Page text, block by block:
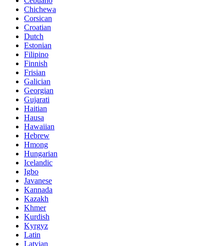
Chichewa
Corsican
Croatian
Dutch
Estonian
Filipino
Finnish
Frisian
Galician
Georgian
Gujarati
Haitian
Hausa
Hawaiian
Hebrew
Hmong
Hungarian
Icelandic
Igbo
Javanese
Kannada
Kazakh
Khmer
Kurdish
Kyrgyz
Latin
Latvian